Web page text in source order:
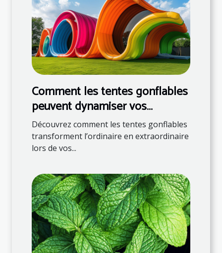
Comment les tentes gonflables
peuvent dynamiser vos
événements
Découvrez comment les tentes gonflables
transforment l’ordinaire en extraordinaire
lors de vos...